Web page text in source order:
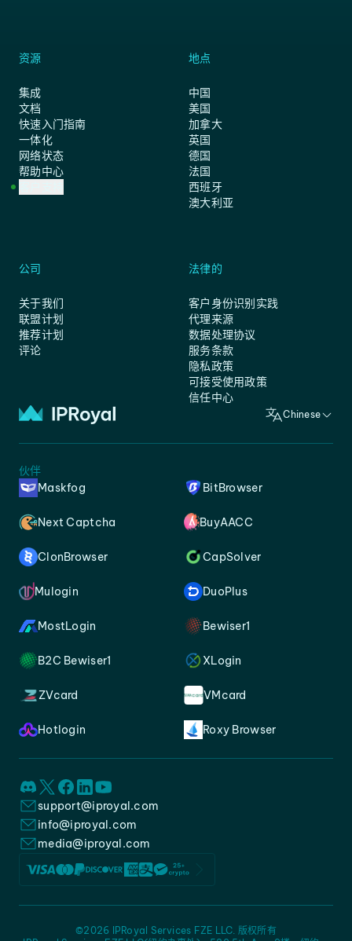
资源
集成
文档
快速入门指南
一体化
网络状态
帮助中心
地点
中国
美国
加拿大
英国
德国
法国
西班牙
澳大利亚
公司
关于我们
联盟计划
推荐计划
评论
法律的
客户身份识别实践
代理来源
数据处理协议
服务条款
隐私政策
可接受使用政策
信任中心
Chinese
伙伴
Maskfog
BitBrowser
Next Captcha BuyAACC
ClonBrowser CapSolver
Mulogin DuoPlus
MostLogin Bewiser1
B2C Bewiser1 XLogin
ZVcard VMcard
Hotlogin Roxy Browser
support@iproyal.com
info@iproyal.com
media@iproyal.com
©2026 IPRoyal Services FZE LLC. 版权所有